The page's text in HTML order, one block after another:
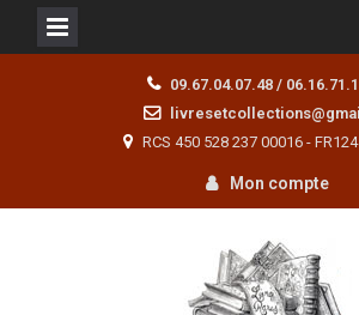
09.67.04.07.48 /
RCS 450 528 237 00016 -
Mon compte